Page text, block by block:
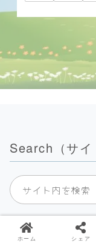
Search（サイ
Category（
ホーム シェア